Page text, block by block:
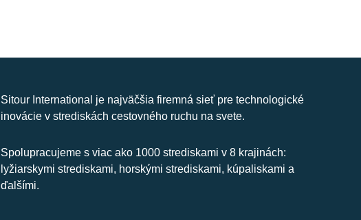
Sitour International je najväčšia firemná sieť pre technologické
inovácie v strediskách cestovného ruchu na svete.
Spolupracujeme s viac ako 1000 strediskami v 8 krajinách:
lyžiarskymi strediskami, horskými strediskami, kúpaliskami a
ďalšími.